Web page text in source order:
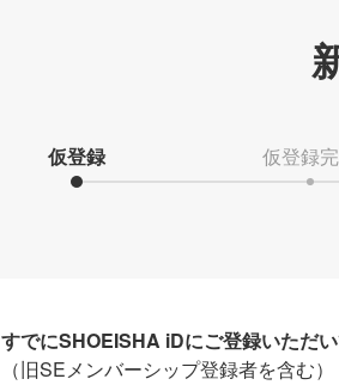
仮登録 仮登録
すでにSHOEISHA iDにご登録いただ
（旧SEメンバーシップ登録者を含む）